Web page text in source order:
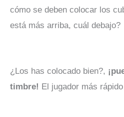
cómo se deben colocar los
está más arriba, cuál debajo?
¿Los has colocado bien?,
timbre! El jugador más